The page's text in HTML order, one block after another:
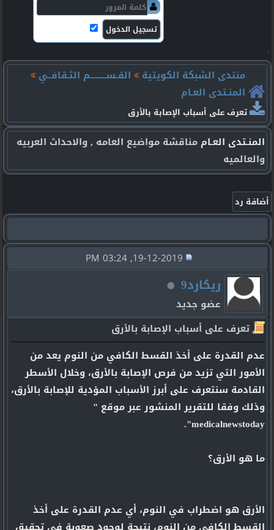
منتدى الشبكة الكويتية
القـســـــــــم الثـقافــي
المنـتدى العـام
تعرف على أسباب الإصابة بالأرق
المنـتدى العـام مناقشة مواضيع العامه , والاحداث العربيه
والعالميه
ريكارد9
عضو جديد
تعرف على أسباب الإصابة بالأرق
عدم القدرة على أخذ القسط الكافي من النوم يعد من
الأمور التي تزيد من فرص الإصابة بالأرق، وخلال الأسطر
القادمة سنتعرف على أبرز الأسباب المؤدية للإصابة بالأرق،
وذلك وفقا للتقرير المنشور عبر موقع "
medicalnewstoday".
ما هو الأرق؟
الأرق هو اضطراب في النوم، أي عدم القدرة على أخذ